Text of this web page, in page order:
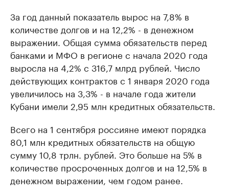
За год данный показатель вырос на 7,8% в
количестве долгов и на 12,2% - в денежном
выражении. Общая сумма обязательств перед
банками и МФО в регионе с начала 2020 года
выросла на 4,2% с 316,7 млрд рублей. Число
действующих контрактов с 1 января 2020 года
увеличилось на 3,3% - в начале года жители
Кубани имели 2,95 млн кредитных обязательств.
Всего на 1 сентября россияне имеют порядка
80,1 млн кредитных обязательств на общую
сумму 10,8 трлн. рублей. Это больше на 5% в
количестве просроченных долгов и на 12,5% в
денежном выражении, чем годом ранее.